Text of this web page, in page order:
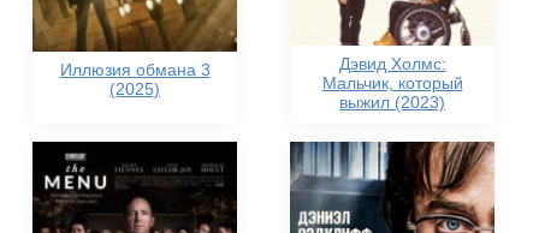
Иллюзия обмана 3
(2025)
Дэвид Холмс:
Мальчик, который
выжил (2023)